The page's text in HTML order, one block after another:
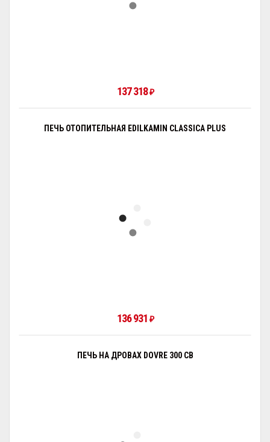
137 318₽
ПЕЧЬ ОТОПИТЕЛЬНАЯ EDILKAMIN CLASSICA PLUS
136 931 ₽
ПЕЧЬ НА ДРОВАХ DOVRE 300 CB